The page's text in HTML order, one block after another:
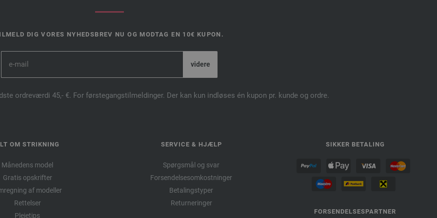
DIG VORES NYHEDSBREV NU OG MODTAG EN 10€ KUPON.
ordreværdi 45,- €. For førstegangstilmeldinger. Der kan kun indløses én kupon pr. kunde og ordre.
OM STRIKNING
Månedens model
Gratis opskrifter
af modeller
Rettelser
Plejetips
SERVICE & HJÆLP
Spørgsmål og svar
Forsendelsesomkostninger
Betalingstyper
Returneringer
SIKKER BETALING
FORSENDELSESPARTNER